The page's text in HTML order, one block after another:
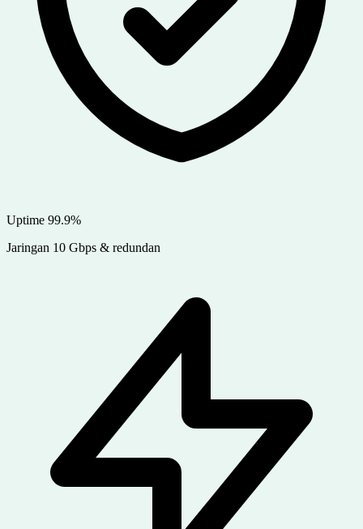
Uptime 99.9%
Jaringan 10 Gbps & redundan